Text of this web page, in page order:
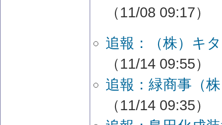
（11/08 09:17）
追報：（株）キ
（11/14 09:55）
追報：緑商事（
（11/14 09:35）